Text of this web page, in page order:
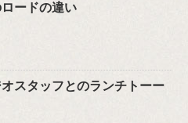
ードの違い
スタッフとのランチトーー